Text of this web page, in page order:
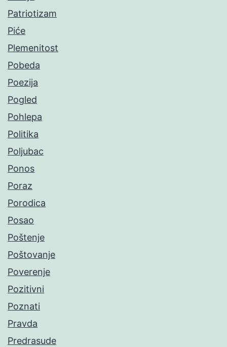
Patriotizam
Piće
Plemenitost
Pobeda
Poezija
Pogled
Pohlepa
Politika
Poljubac
Ponos
Poraz
Porodica
Posao
Poštenje
Poštovanje
Poverenje
Pozitivni
Poznati
Pravda
Predrasude